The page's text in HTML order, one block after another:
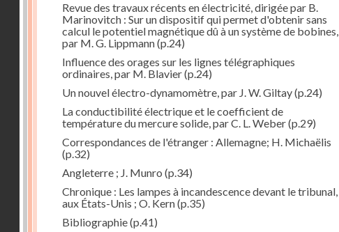
Revue des travaux récents en électricité, dirigée par B.
Marinovitch : Sur un dispositif qui permet d'obtenir sans
calcul le potentiel magnétique dû à un système de bobines,
par M. G. Lippmann(p.24)
Influence des orages sur les lignes télégraphiques
ordinaires, par M. Blavier(p.24)
Un nouvel électro-dynamomètre, par J. W. Giltay(p.24)
La conductibilité électrique et le coefficient de
température du mercure solide, par C. L. Weber(p.29)
Correspondances de l'étranger : Allemagne; H. Michaëlis
(p.32)
Angleterre ; J. Munro (p.34)
Chronique : Les lampes à incandescence devant le tribunal,
aux États-Unis ; O. Kern(p.35)
Bibliographie(p.41)